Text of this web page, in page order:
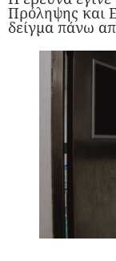
Πρόληψης και
δείγμα πάνω